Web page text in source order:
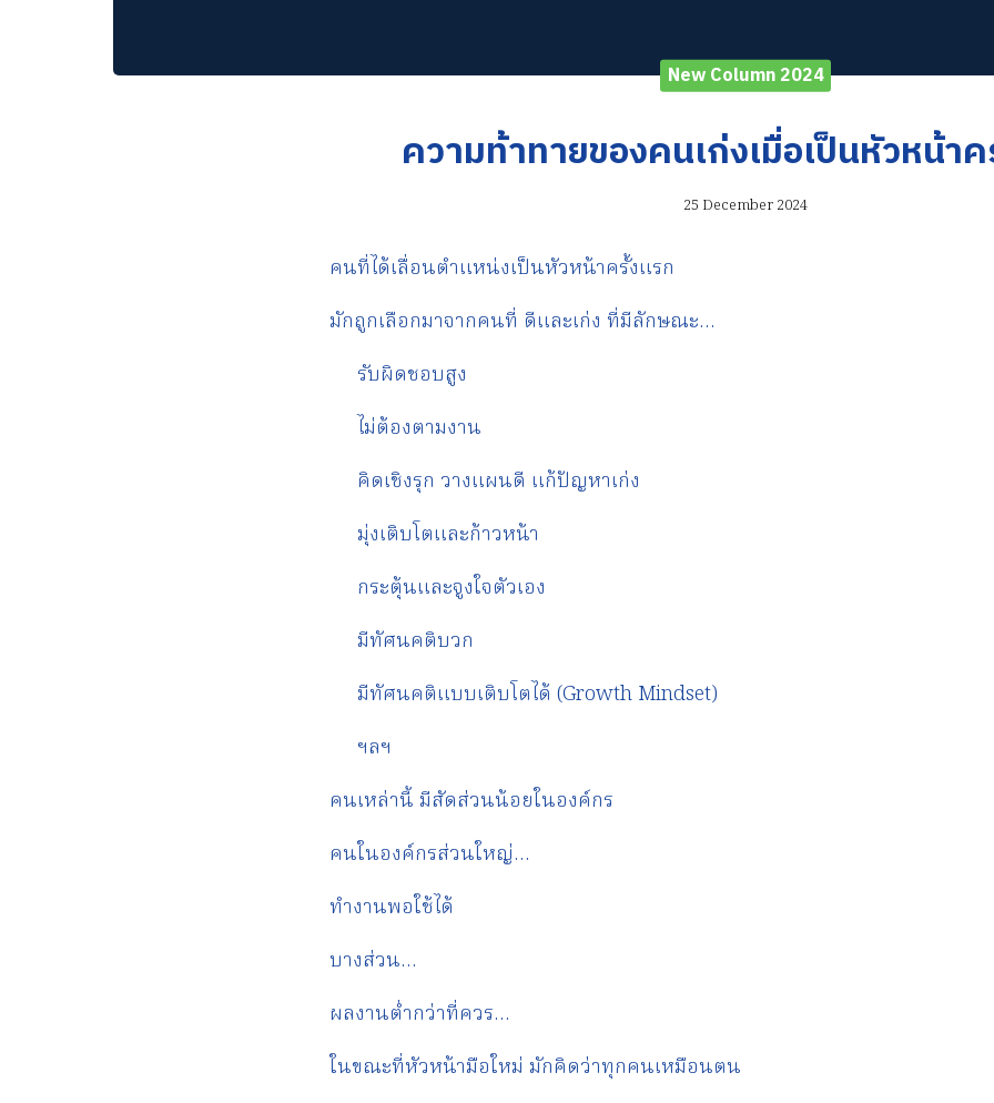
New Column 2024
ความท้าทายของคนเก่งเมื่อเป็นหัวหน้า
25 December 2024
คนที่ได้เลื่อนตำแหน่งเป็นหัวหน้าครั้งแรก
มักถูกเลือกมาจากคนที่ ดีและเก่ง ที่มีลักษณะ…
รับผิดชอบสูง
ไม่ต้องตามงาน
คิดเชิงรุก วางแผนดี แก้ปัญหาเก่ง
มุ่งเติบโตและก้าวหน้า
กระตุ้นและจูงใจตัวเอง
มีทัศนคติบวก
มีทัศนคติแบบเติบโตได้ (Growth Mindset)
ฯลฯ
คนเหล่านี้ มีสัดส่วนน้อยในองค์กร
คนในองค์กรส่วนใหญ่…
ทำงานพอใช้ได้
บางส่วน…
ผลงานต่ำกว่าที่ควร…
ในขณะที่หัวหน้ามือใหม่ มักคิดว่าทุกคนเหมือนตน